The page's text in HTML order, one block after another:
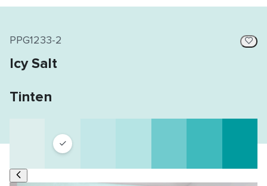
PPG1233-2
Icy Salt
Tinten